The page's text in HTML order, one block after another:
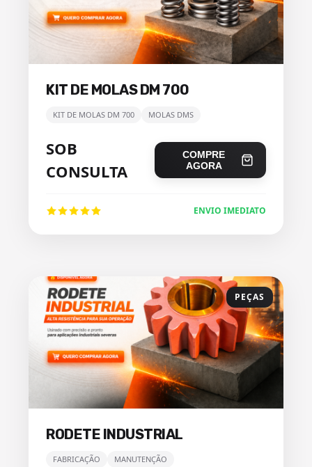
KIT DE MOLAS DM 700
KIT DE MOLAS DM 700 MOLAS DMS
SOB
CONSULTA
COMPRE
AGORA
ENVIO IMEDIATO
PEÇAS
RODETE INDUSTRIAL
FABRICAÇÃO MANUTENÇÃO